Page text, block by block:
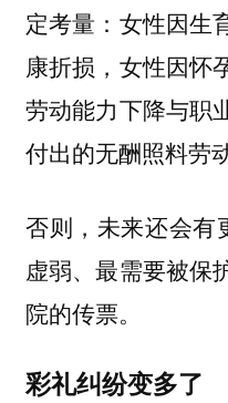
定考量：女性因生
康折损，女性因怀
劳动能力下降与职
付出的无酬照料劳
否则，未来还会
虚弱、最需要被保
院的传票。
彩礼纠纷变多了